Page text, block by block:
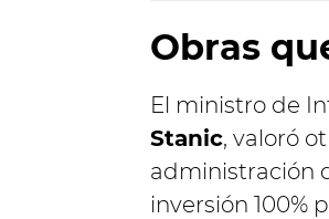
Obras
El ministro de
Stanic, valoró
administración
inversión 100%